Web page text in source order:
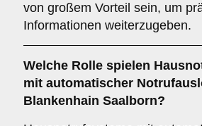
von großem Vorteil sein, um
Informationen weiterzugeben.
Welche Rolle spielen
mit automatischer
Blankenhain Saalborn?